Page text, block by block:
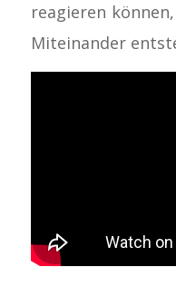
reagieren
Miteinander